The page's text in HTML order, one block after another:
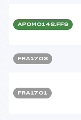
APOM0142.FFS
FRA1703
FRA1701